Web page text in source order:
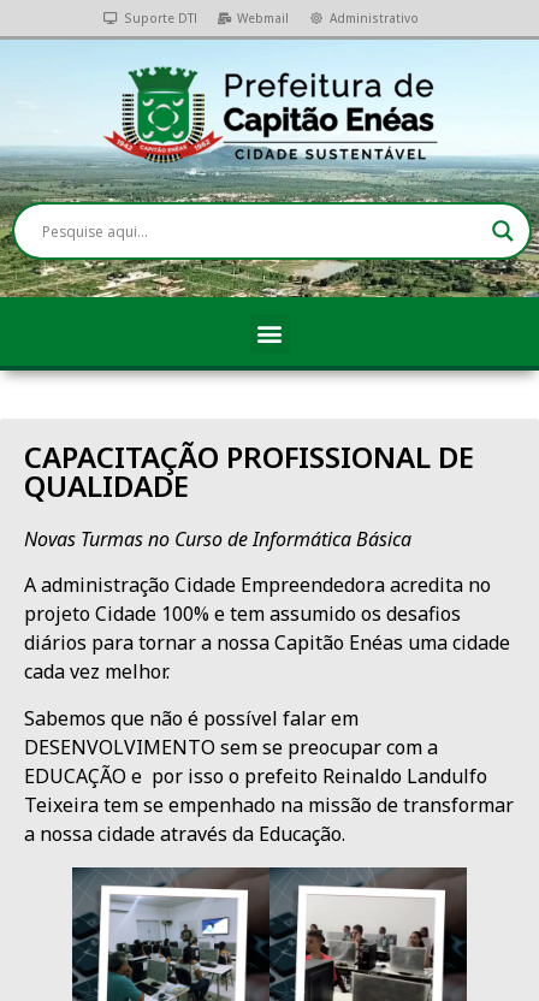
Suporte DTI Webmail Administrativo
CAPACITAÇÃO PROFISSIONAL DE
QUALIDADE
Novas Turmas no Curso de Informática Básica
A administração Cidade Empreendedora acredita no
projeto Cidade 100% e tem assumido os desafios
diários para tornar a nossa Capitão Enéas uma cidade
cada vez melhor.
Sabemos que não é possível falar em
DESENVOLVIMENTO sem se preocupar com a
EDUCAÇÃO e por isso o prefeito Reinaldo Landulfo
Teixeira tem se empenhado na missão de transformar
a nossa cidade através da Educação.